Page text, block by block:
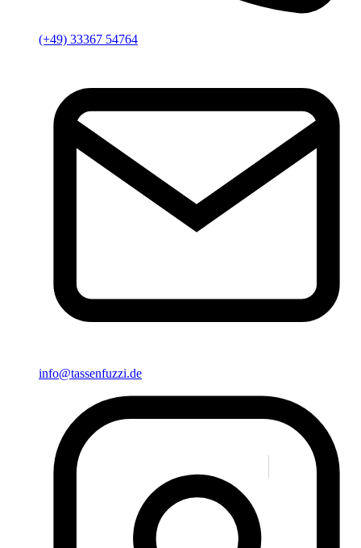
(+49) 33367 54764
info@tassenfuzzi.de